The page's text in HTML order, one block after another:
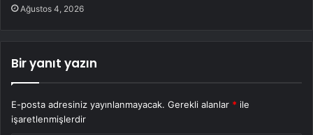
Ağustos 4, 2026
Bir yanıt yazın
E-posta adresiniz yayınlanmayacak. Gerekli alanlar * ile
işaretlenmişlerdir